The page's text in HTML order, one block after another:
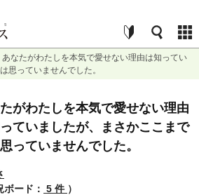
あなたがわたしを本気で愛せない理由は知ってい
思っていませんでした。
がわたしを本気で愛せない理由
ていましたが、まさかここまで
っていませんでした。
ボード： 5 件 ）